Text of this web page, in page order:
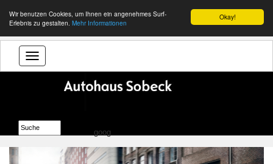
Okay!
Wir benutzen Cookies, um Ihnen ein angenehmes Surf-
Erlebnis zu gestalten. Mehr Informationen
goog